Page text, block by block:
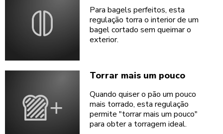
Para bagels perfeitos, esta
regulação torra o interior de um
bagel cortado sem queimar o
exterior.
Torrar mais um pouco
Quando quiser o pão um pouco
mais torrado, esta regulação
permite "torrar mais um pouco"
para obter a torragem ideal.